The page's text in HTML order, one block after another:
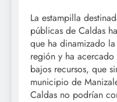
La estampilla
públicas de Caldas
que ha dinamizado
región y ha
bajos recursos, que
municipio de
Caldas no podrían